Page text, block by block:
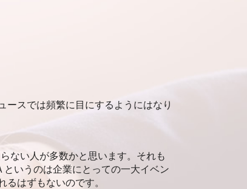
値 株式価値
値評価 インカムアプローチ
値評価
値評価 自己株式
値評価 依頼
ースでは頻繁に目にするようにはなり
ない人が多数かと思います。それも
いうのは企業にとっての一大イベン
はずもないのです。